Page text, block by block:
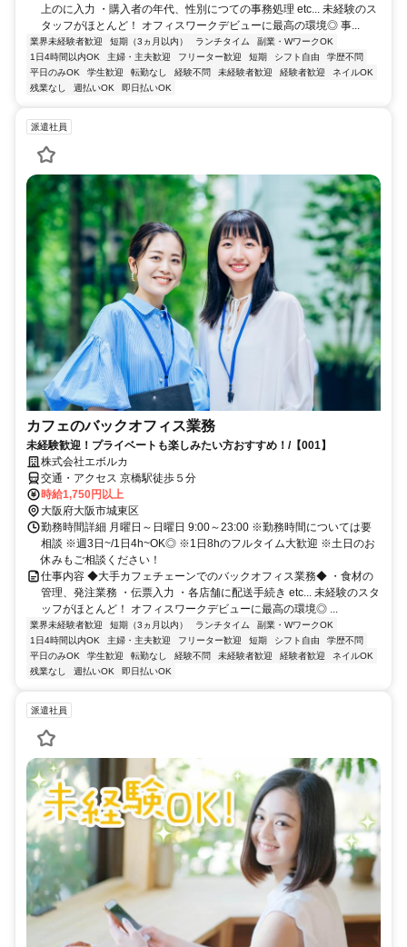
上のに入力 ・購入者の年代、性別につての事務処理 etc... 未経験のス
タッフがほとんど！ オフィスワークデビューに最高の環境◎ 事...
業界未経験者歓迎 短期（3ヵ月以内） ランチタイム
副業・WワークOK
1日4時間以内OK
主婦・主夫歓迎 フリーター歓迎 短期 シフト自由
学歴不問
平日のみOK
学生歓迎 転勤なし 経験不問 未経験者歓迎 経験者歓迎
ネイルOK
残業なし
週払いOK 即日払いOK
派遣社員
カフェのバックオフィス業務
未経験歓迎！プライベートも楽しみたい方おすすめ！/【001】
株式会社エボルカ
交通・アクセス 京橋駅徒歩５分
時給1,750円以上
大阪府大阪市城東区
勤務時間詳細 月曜日～日曜日 9:00～23:00 ※勤務時間については要
相談 ※週3日~/1日4h~OK◎ ※1日8hのフルタイム大歓迎 ※土日のお
休みもご相談ください！
仕事内容 ◆大手カフェチェーンでのバックオフィス業務◆ ・食材の
管理、発注業務 ・伝票入力 ・各店舗に配送手続き etc... 未経験のスタ
ッフがほとんど！ オフィスワークデビューに最高の環境◎ ...
業界未経験者歓迎 短期（3ヵ月以内） ランチタイム
副業・WワークOK
1日4時間以内OK
主婦・主夫歓迎 フリーター歓迎 短期 シフト自由
学歴不問
平日のみOK
学生歓迎 転勤なし 経験不問 未経験者歓迎 経験者歓迎
ネイルOK
残業なし
週払いOK 即日払いOK
派遣社員